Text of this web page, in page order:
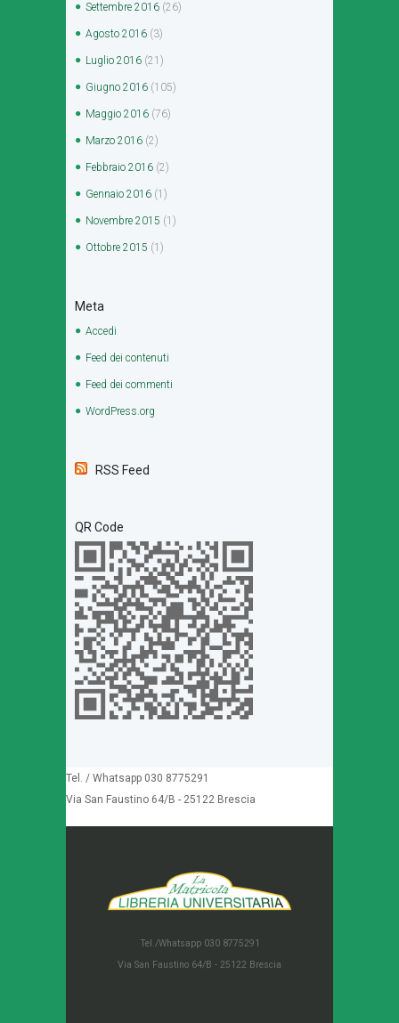
Settembre 2016 (26)
Agosto 2016 (3)
Luglio 2016 (21)
Giugno 2016 (105)
Maggio 2016 (76)
Marzo 2016 (2)
Febbraio 2016 (2)
Gennaio 2016 (1)
Novembre 2015 (1)
Ottobre 2015 (1)
Meta
Accedi
Feed dei contenuti
Feed dei commenti
WordPress.org
RSS Feed
QR Code
Tel. / Whatsapp 030 8775291
Via San Faustino 64/B - 25122 Brescia
Tel./Whatsapp 030 8775291
Via San Faustino 64/B - 25122 Brescia